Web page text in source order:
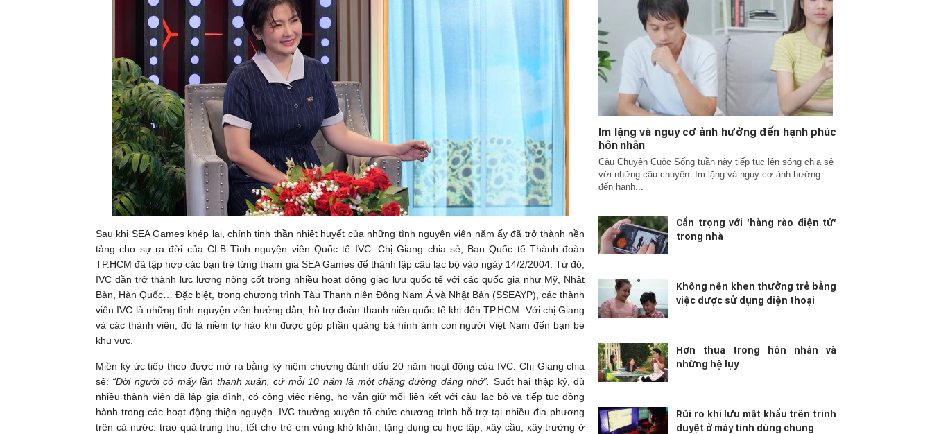
Sau khi SEA Games khép lại, chính tinh thần nhiệt huyết của những tình nguyện viên năm ấy đã trở thành nền
tảng cho sự ra đời của CLB Tình nguyện viên Quốc tế IVC. Chị Giang chia sẻ, Ban Quốc tế Thành đoàn
TP.HCM đã tập hợp các bạn trẻ từng tham gia SEA Games để thành lập câu lạc bộ vào ngày 14/2/2004. Từ đó,
IVC dần trở thành lực lượng nòng cốt trong nhiều hoạt động giao lưu quốc tế với các quốc gia như Mỹ, Nhật
Bản, Hàn Quốc… Đặc biệt, trong chương trình Tàu Thanh niên Đông Nam Á và Nhật Bản (SSEAYP), các thành
viên IVC là những tình nguyện viên hướng dẫn, hỗ trợ đoàn thanh niên quốc tế khi đến TP.HCM. Với chị Giang
và các thành viên, đó là niềm tự hào khi được góp phần quảng bá hình ảnh con người Việt Nam đến bạn bè
khu vực.
Miền ký ức tiếp theo được mở ra bằng kỷ niệm chương đánh dấu 20 năm hoạt động của IVC. Chị Giang chia
sẻ: “Đời người có mấy lần thanh xuân, cứ mỗi 10 năm là một chặng đường đáng nhớ”. Suốt hai thập kỷ, dù
nhiều thành viên đã lập gia đình, có công việc riêng, họ vẫn giữ mối liên kết với câu lạc bộ và tiếp tục đồng
hành trong các hoạt động thiện nguyện. IVC thường xuyên tổ chức chương trình hỗ trợ tại nhiều địa phương
trên cả nước: trao quà trung thu, tết cho trẻ em vùng khó khăn, tặng dụng cụ học tập, xây cầu, xây trường ở
Im lặng và nguy cơ ảnh hưởng đến hạnh phúc
hôn nhân
Câu Chuyện Cuộc Sống tuần này tiếp tục lên sóng chia sẻ
với những câu chuyện: Im lặng và nguy cơ ảnh hưởng
đến hạnh...
Cẩn trọng với ‘hàng rào điện tử’
trong nhà
Không nên khen thưởng trẻ bằng
việc được sử dụng điện thoại
Hơn thua trong hôn nhân và
những hệ lụy
Rủi ro khi lưu mật khẩu trên trình
duyệt ở máy tính dùng chung